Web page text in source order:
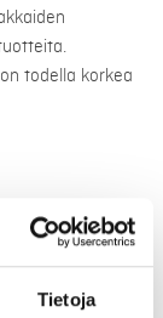
Tietoja
todella korkea